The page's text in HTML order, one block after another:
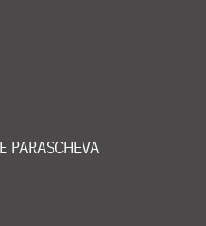
PARASCHEVA